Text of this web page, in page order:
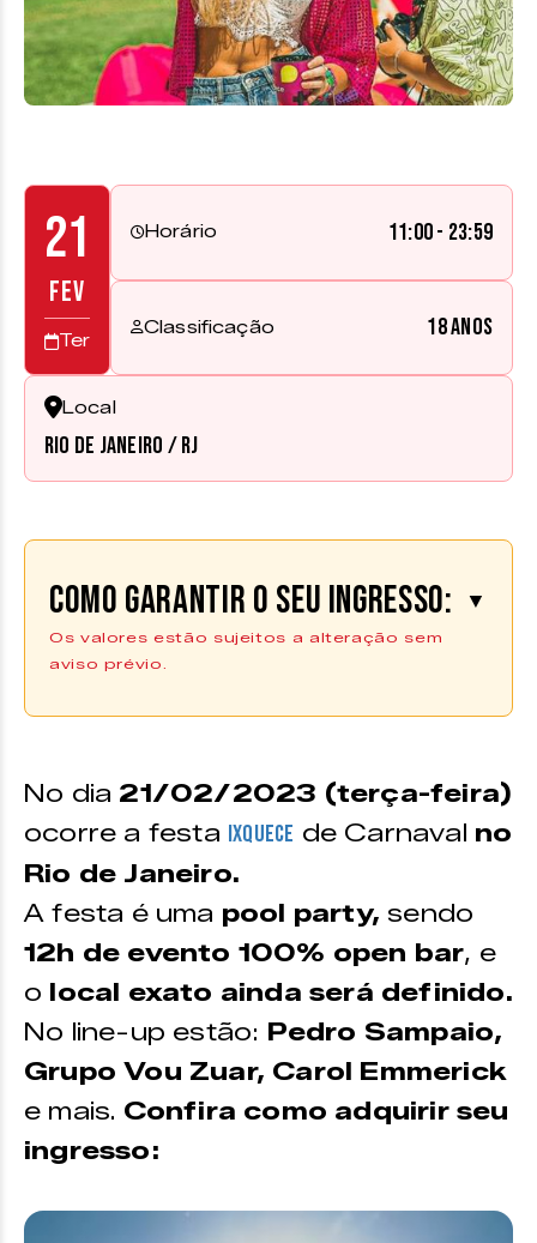
21
FEV
Ter
Horário 11:00 - 23:59
Classificação 18 anos
Local
Rio de Janeiro / RJ
Como garantir o seu ingresso: ▼
Os valores estão sujeitos a alteração sem
aviso prévio.
No dia 21/02/2023 (terça-feira)
ocorre a festa Ixquece de Carnaval no
Rio de Janeiro.
A festa é uma pool party, sendo
12h de evento 100% open bar, e
o local exato ainda será definido.
No line-up estão: Pedro Sampaio,
Grupo Vou Zuar, Carol Emmerick
e mais. Confira como adquirir seu
ingresso: